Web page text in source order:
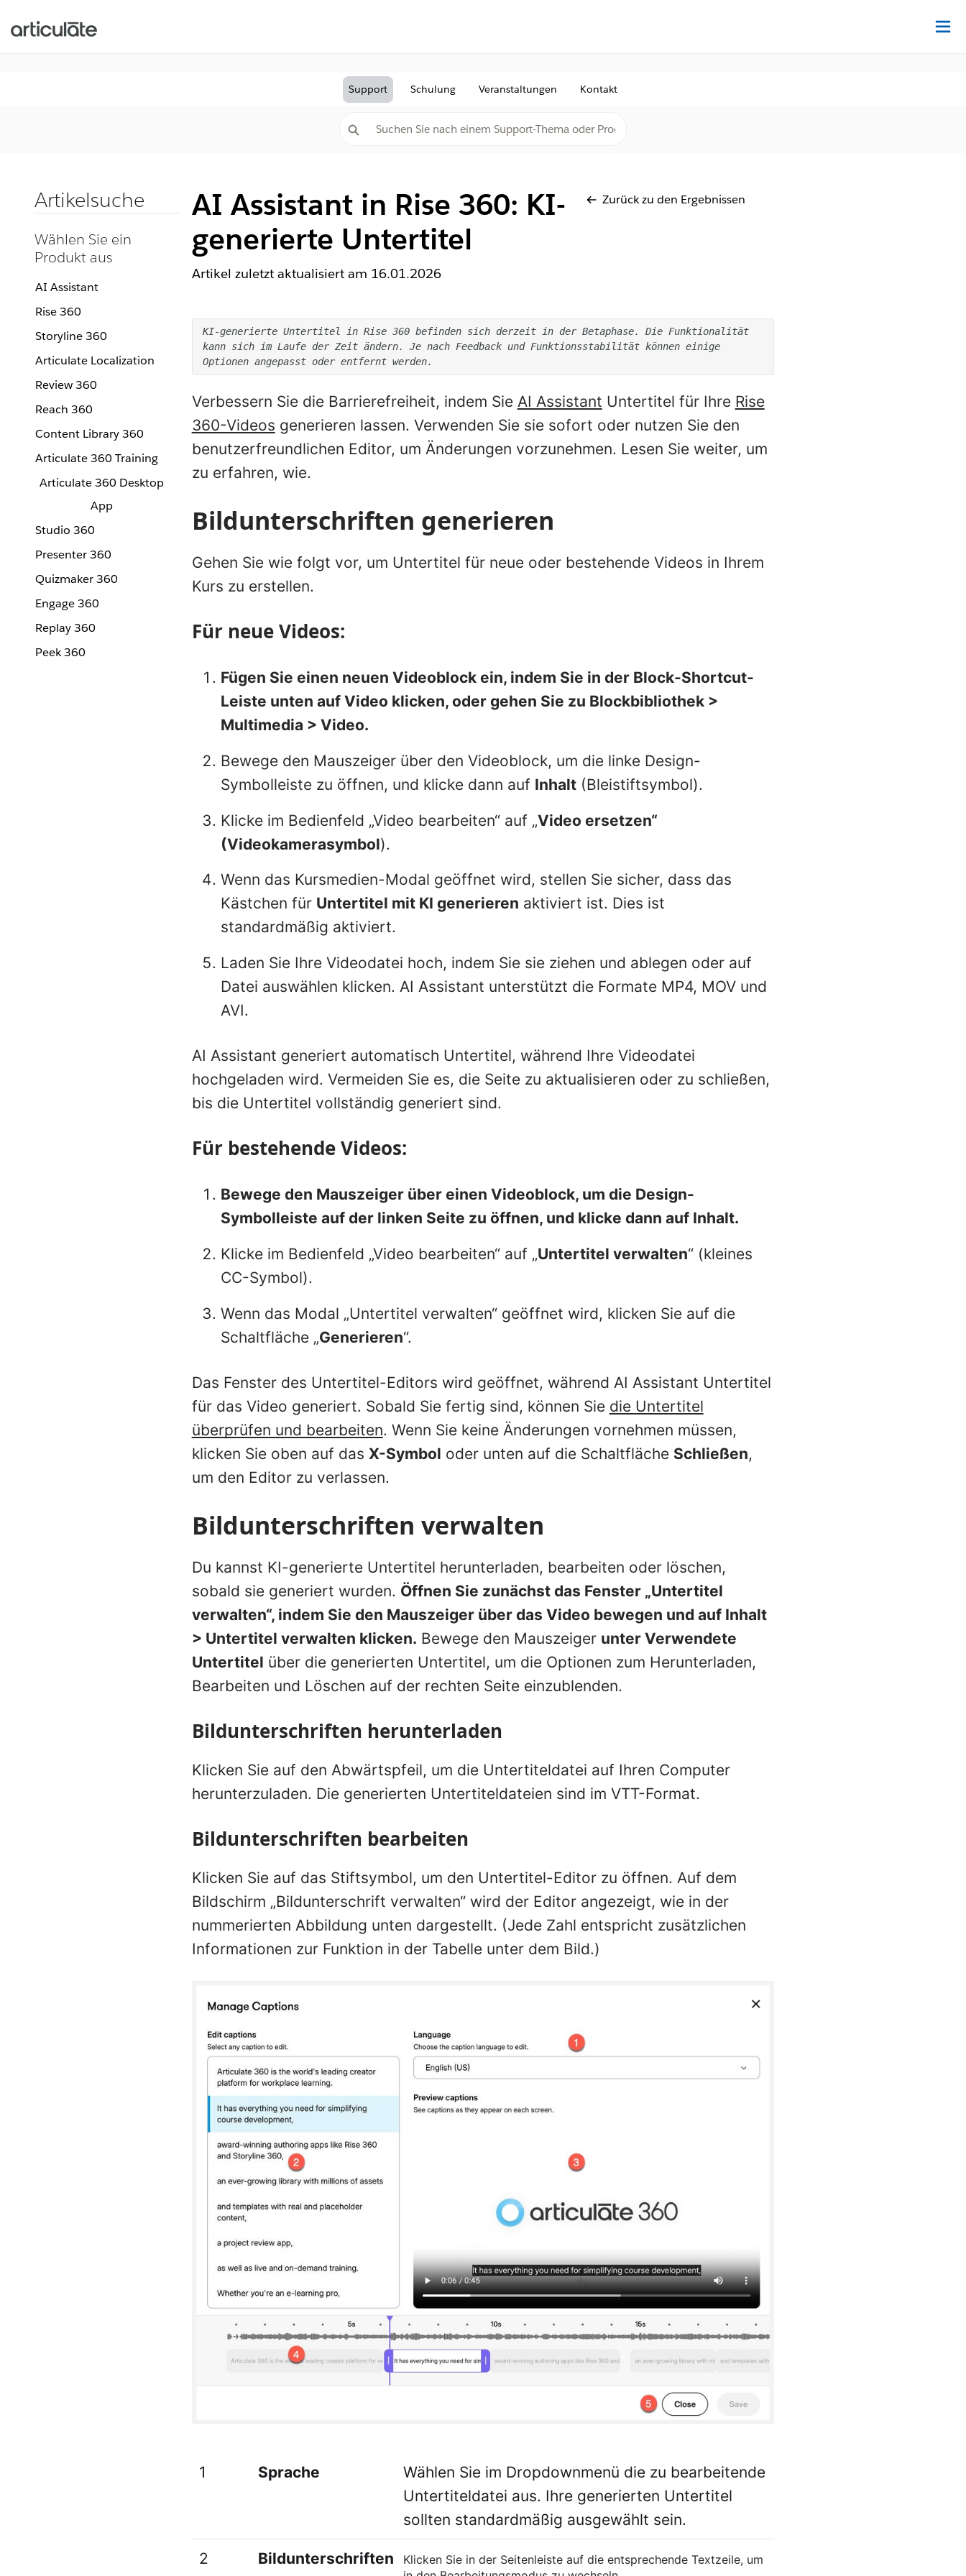
Support Schulung Veranstaltungen Kontakt
Artikelsuche
Wählen Sie ein
Produkt aus
AI Assistant
Rise 360
Storyline 360
Articulate Localization
Review 360
Reach 360
Content Library 360
Articulate 360 Training
Articulate 360 Desktop
App
Studio 360
Presenter 360
Quizmaker 360
Engage 360
Replay 360
Peek 360
AI Assistant in Rise 360: KI-
generierte Untertitel
Zurück zu den Ergebnissen
Artikel zuletzt aktualisiert am 16.01.2026
KI-generierte Untertitel in Rise 360 befinden sich derzeit in der Betaphase. Die Funktionalität
kann sich im Laufe der Zeit ändern. Je nach Feedback und Funktionsstabilität können einige
Optionen angepasst oder entfernt werden.
Verbessern Sie die Barrierefreiheit, indem Sie AI Assistant Untertitel für Ihre Rise
360-Videos generieren lassen. Verwenden Sie sie sofort oder nutzen Sie den
benutzerfreundlichen Editor, um Änderungen vorzunehmen. Lesen Sie weiter, um
zu erfahren, wie.
Bildunterschriften generieren
Gehen Sie wie folgt vor, um Untertitel für neue oder bestehende Videos in Ihrem
Kurs zu erstellen.
Für neue Videos:
Fügen Sie einen neuen Videoblock ein, indem Sie in der Block-Shortcut-
Leiste unten auf Video klicken, oder gehen Sie zu Blockbibliothek>
Multimedia > Video.
Bewege den Mauszeiger über den Videoblock, um die linke Design-
Symbolleiste zu öffnen, und klicke dann auf Inhalt(Bleistiftsymbol).
Klicke im Bedienfeld „Video bearbeiten“ auf „Video ersetzen“
(Videokamerasymbol).
Wenn das Kursmedien-Modal geöffnet wird, stellen Sie sicher, dass das
Kästchen für Untertitel mit KI generieren aktiviert ist. Dies ist
standardmäßig aktiviert.
Laden Sie Ihre Videodatei hoch, indem Sie sie ziehen und ablegen oder auf
Datei auswählen klicken. AI Assistant unterstützt die Formate MP4, MOV und
AVI.
AI Assistant generiert automatisch Untertitel, während Ihre Videodatei
hochgeladen wird. Vermeiden Sie es, die Seite zu aktualisieren oder zu schließen,
bis die Untertitel vollständig generiert sind.
Für bestehende Videos:
Bewege den Mauszeiger über einen Videoblock, um die Design-
Symbolleiste auf der linken Seite zu öffnen, und klicke dann auf Inhalt.
Klicke im Bedienfeld „Video bearbeiten“ auf „Untertitel verwalten“ (kleines
CC-Symbol).
Wenn das Modal „Untertitel verwalten“ geöffnet wird, klicken Sie auf die
Schaltfläche „Generieren“.
Das Fenster des Untertitel-Editors wird geöffnet, während AI Assistant Untertitel
für das Video generiert. Sobald Sie fertig sind, können Sie die Untertitel
überprüfen und bearbeiten. Wenn Sie keine Änderungen vornehmen müssen,
klicken Sie oben auf das X-Symbol oder unten auf die Schaltfläche Schließen,
um den Editor zu verlassen.
Bildunterschriften verwalten
Du kannst KI-generierte Untertitel herunterladen, bearbeiten oder löschen,
sobald sie generiert wurden. Öffnen Sie zunächst das Fenster „Untertitel
verwalten“, indem Sie den Mauszeiger über das Video bewegen und auf Inhalt
> Untertitel verwalten klicken. Bewege den Mauszeiger unter Verwendete
Untertitel über die generierten Untertitel, um die Optionen zum Herunterladen,
Bearbeiten und Löschen auf der rechten Seite einzublenden.
Bildunterschriften herunterladen
Klicken Sie auf den Abwärtspfeil, um die Untertiteldatei auf Ihren Computer
herunterzuladen. Die generierten Untertiteldateien sind im VTT-Format.
Bildunterschriften bearbeiten
Klicken Sie auf das Stiftsymbol, um den Untertitel-Editor zu öffnen. Auf dem
Bildschirm „Bildunterschrift verwalten“ wird der Editor angezeigt, wie in der
nummerierten Abbildung unten dargestellt. (Jede Zahl entspricht zusätzlichen
Informationen zur Funktion in der Tabelle unter dem Bild.)
1 Sprache
Wählen Sie im Dropdownmenü die zu bearbeitende
Untertiteldatei aus. Ihre generierten Untertitel
sollten standardmäßig ausgewählt sein.
2
Bildunterschriften
Klicken Sie in der Seitenleiste auf die entsprechende Textzeile, um